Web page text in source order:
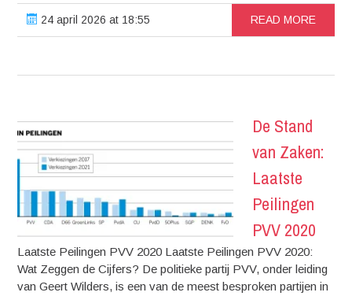
24 april 2026 at 18:55 READ MORE
De Stand
van Zaken:
Laatste
Peilingen
PVV 2020
Laatste Peilingen PVV 2020 Laatste Peilingen PVV 2020:
Wat Zeggen de Cijfers? De politieke partij PVV, onder leiding
van Geert Wilders, is een van de meest besproken partijen in